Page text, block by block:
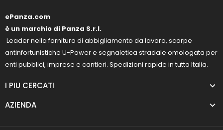
ePanza.com
è un marchio di Panza S.r.l.
Leader nella fornitura di abbigliamento da lavoro, scarpe
antinfortunistiche U-Power e segnaletica stradale omologata per
enti pubblici, imprese e cantieri. Spedizioni rapide in tutta Italia.
I PIU CERCATI
AZIENDA